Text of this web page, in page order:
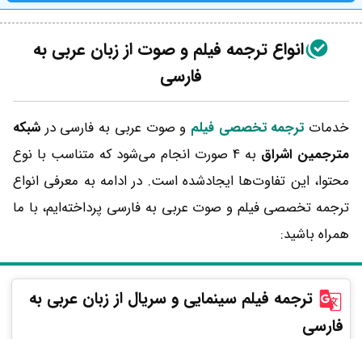
انواع ترجمه فیلم و صوت از زبان عربی به
فارسی
خدمات ترجمه تخصصی فیلم و صوت عربی به فارسی در شبکه
مترجمین اشراق
به 4 صورت انجام می‌شود که متناسب با نوع
محتوا، این تفاوت‌ها ایجادشده است. در ادامه به معرفی انواع
ترجمه تخصصی فیلم و صوت عربی به فارسی پرداخته‌ایم، با ما
همراه باشید:
ترجمه فیلم سینمایی و سریال از زبان عربی به
فارسی